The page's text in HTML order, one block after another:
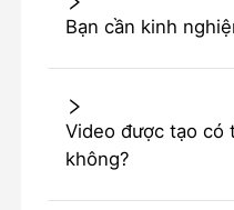
Bạn cần kinh
Video được tạo có
không?